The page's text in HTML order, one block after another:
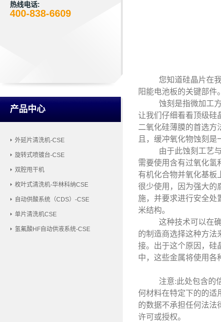
热线电话:
400-838-6609
产品中心
外延片清洗机-CSE
旋转式喷镀台-CSE
双腔甩干机
枚叶式清洗机-华林科纳CSE
自动供酸系统（CDS）-CSE
单片清洗机CSE
氢氟酸HF自动供液系统-CSE
您知道硅晶片在
阳能电池板的关键部
蚀刻是指微加工
让我们仔细看看顶级硅
二氧化硅薄膜的首选方
且，缓冲氧化物蚀刻
由于此蚀刻工艺
需要使用含有过氧化氢
有机化合物并氧化基板
很少使用，因为强大的
施，并要求进行安全处
米结构。
这种技术可以在
的制造商选择这种方法
接。出于这个原因，硅
中，这些金属将使用各
注意:此处包含的
何材料在特定下的的适
的数据不承担任何法法
许可或授权。